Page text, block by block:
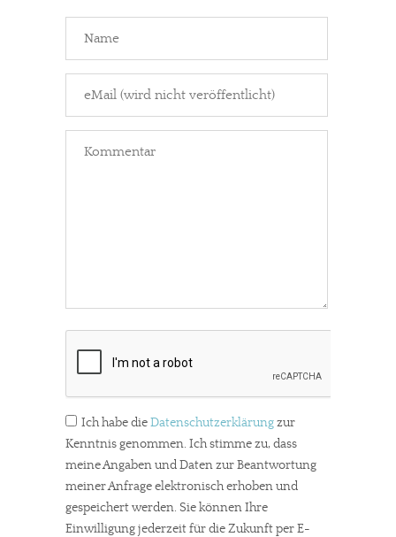
Ich habe dieDatenschutzerklärungzur
Kenntnis genommen. Ich stimme zu, dass
meine Angaben und Daten zur Beantwortung
meiner Anfrage elektronisch erhoben und
gespeichert werden. Sie können Ihre
Einwilligung jederzeit für die Zukunft per E-